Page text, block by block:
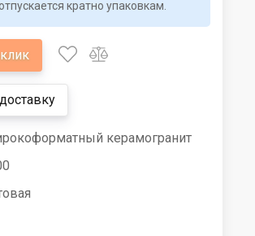
кратно упаковкам.
керамогранит